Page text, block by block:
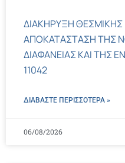
ΔΙΑΚΗΡΥΞΗ ΘΕΣΜΙΚΗΣ
ΑΠΟΚΑΤΑΣΤΑΣΗ ΤΗΣ
ΔΙΑΦΑΝΕΙΑΣ ΚΑΙ ΤΗΣ
11042
ΔΙΑΒΑΣΤΕ ΠΕΡΙΣΣΌΤΕΡΑ »
06/08/2026